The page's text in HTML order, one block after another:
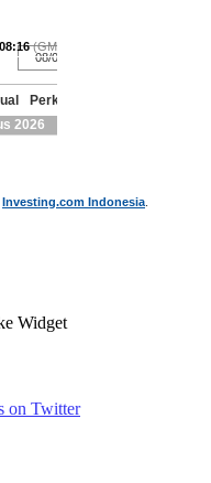
Investing.com Indonesia